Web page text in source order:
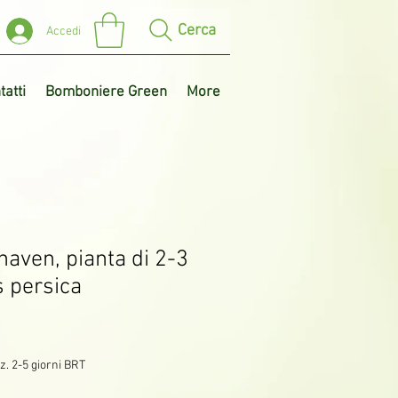
Accedi Cerca
Bomboniere Green More
pianta di 2-3
persica
2-5 giorni BRT